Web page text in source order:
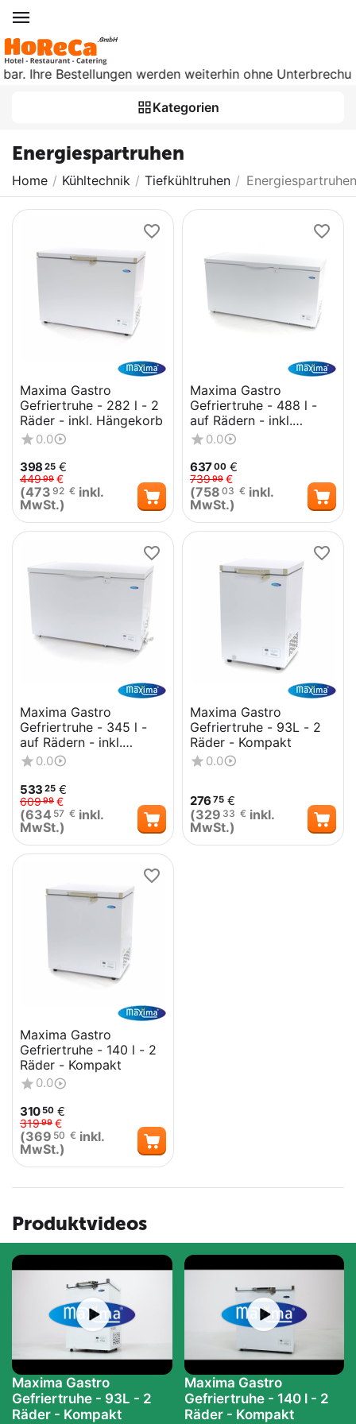
Bestellungen werden weiterhin ohne
Kategorien
Energiespartruhen
Home / Kühltechnik / Tiefkühltruhen / Energiespartruhen
Maxima Gastro
Gefriertruhe - 282 l - 2
Räder - inkl. Hängekorb
0.0
398 25 €
44999 €
(473 92 € inkl.
MwSt.)
Maxima Gastro
Gefriertruhe - 488 l -
auf Rädern - inkl.
Hängekorb
0.0
63700 €
73999 €
(758 03 € inkl.
MwSt.)
Maxima Gastro
Gefriertruhe - 345 l -
auf Rädern - inkl.
Hängekorb
0.0
533 25 €
60999 €
(634 57 € inkl.
MwSt.)
Maxima Gastro
Gefriertruhe - 93L - 2
Räder - Kompakt
0.0
276 75 €
(329 33 € inkl.
MwSt.)
Maxima Gastro
Gefriertruhe - 140 l - 2
Räder - Kompakt
0.0
31050 €
31999 €
(369 50 € inkl.
MwSt.)
Produktvideos
Maxima Gastro
Gefriertruhe - 93L - 2
Räder - Kompakt
Maxima Gastro
Gefriertruhe - 140 l - 2
Räder - Kompakt